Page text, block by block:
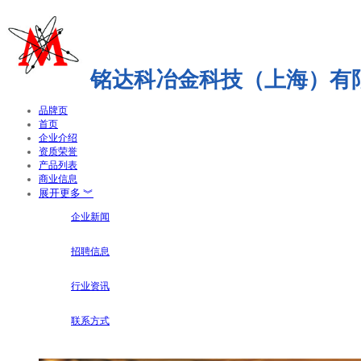
铭达科冶金科技（上海）有
品牌页
首页
企业介绍
资质荣誉
产品列表
商业信息
展开更多 ︾
企业新闻
招聘信息
行业资讯
联系方式